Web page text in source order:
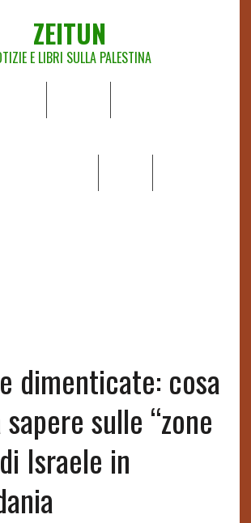
ZEITUN
E LIBRI SULLA PALESTINA
dimenticate: cosa
sulle “zone
Israele in